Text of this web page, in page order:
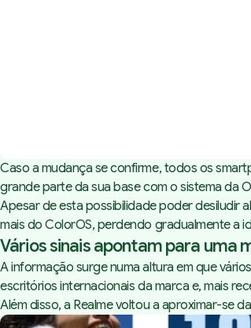
Caso a mudança se confirme, todos os
grande parte da sua base com o sistema da
Apesar de esta possibilidade poder desiludir
mais do ColorOS, perdendo gradualmente a
Vários sinais apontam para uma
A informação surge numa altura em que
escritórios internacionais da marca e, mais
Além disso, a Realme voltou a aproximar-se